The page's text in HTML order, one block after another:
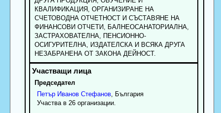
КВАЛИФИКАЦИЯ, ОРГАНИЗИРАНЕ НА
СЧЕТОВОДНА ОТЧЕТНОСТ И СЪСТАВЯНЕ НА
ФИНАНСОВИ ОТЧЕТИ, БАЛНЕОСАНАТОРИАЛНА,
ЗАСТРАХОВАТЕЛНА, ПЕНСИОННО-
ОСИГУРИТЕЛНА, ИЗДАТЕЛСКА И ВСЯКА ДРУГА
НЕЗАБРАНЕНА ОТ ЗАКОНА ДЕЙНОСТ.
Председател
Петър Иванов Стефанов, България
Участва в 26 организации.